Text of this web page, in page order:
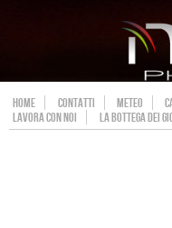
HOME CONTATTI METEO
LAVORA CON NOI
LA BOTTEGA DEI